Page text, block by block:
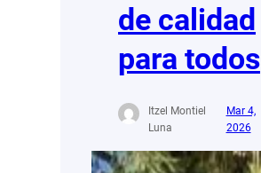
de calidad
para todos
Itzel Montiel
Luna
Mar 4,
2026